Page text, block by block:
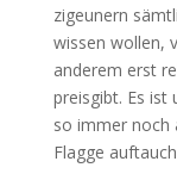
zigeunern
wissen wollen,
anderem erst
preisgibt. Es ist
so immer noch
Flagge